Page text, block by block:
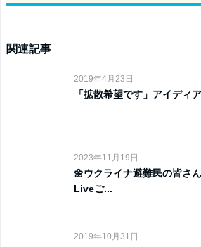
関連記事
2019年4月23日
「拡散希望です」アイディ
2023年11月19日
🌼ウクライナ避難民の皆さ
Liveご...
2019年10月31日